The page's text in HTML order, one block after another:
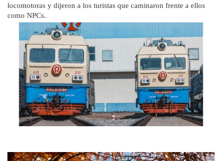
locomotoras y dijeron a los turistas que caminaron frente a ellos
como NPCs.